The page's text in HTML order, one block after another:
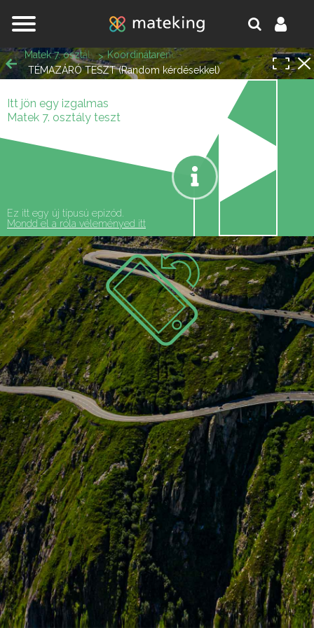
Matek 7. osztály
Koordinátarendszer, pontok koordinátái
TÉMAZÁRÓ TESZT (Random kérdésekkel)
Itt jön egy izgalmas
Matek 7. osztály teszt
Ez itt egy új típusú epizód.
Mondd el a róla véleményed itt
Egy lépésre vagy attól,
hogy a matek melléd álljon
és ne eléd.
REGISZTRÁLOK/BELÉPEK